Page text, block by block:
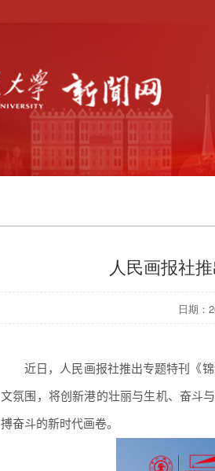
人民画报社
日期：
近日，人民画报社推出专题特刊《
文氛围，将创新港的壮丽与生机、奋斗
搏奋斗的新时代画卷。